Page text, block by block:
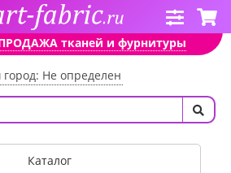
тканей и фурнитуры
Не определен
Каталог